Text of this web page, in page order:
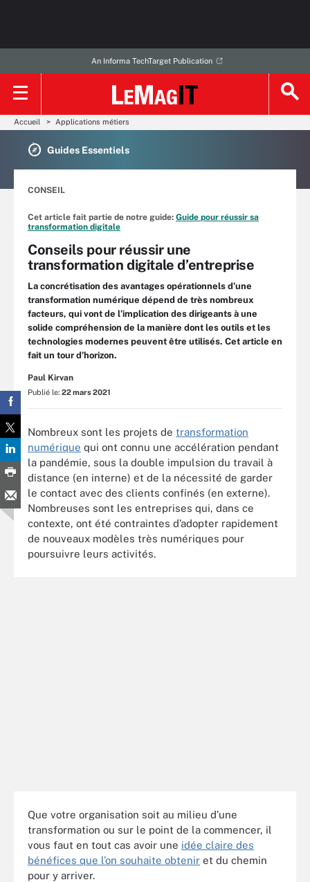
An Informa TechTarget Publication
Accueil Applications métiers
Guides Essentiels
CONSEIL
Cet article fait partie de notre guide: Guide pour réussir sa
transformation digitale
Conseils pour réussir une
transformation digitale d’entreprise
La concrétisation des avantages opérationnels d’une
transformation numérique dépend de très nombreux
facteurs, qui vont de l’implication des dirigeants à une
solide compréhension de la manière dont les outils et les
technologies modernes peuvent être utilisés. Cet article en
fait un tour d’horizon.
Paul Kirvan
Publié le: 22 mars 2021
Nombreux sont les projets de transformation
numérique qui ont connu une accélération pendant
la pandémie, sous la double impulsion du travail à
distance (en interne) et de la nécessité de garder
le contact avec des clients confinés (en externe).
Nombreuses sont les entreprises qui, dans ce
contexte, ont été contraintes d’adopter rapidement
de nouveaux modèles très numériques pour
poursuivre leurs activités.
Que votre organisation soit au milieu d’une
transformation ou sur le point de la commencer, il
vous faut en tout cas avoir une idée claire des
bénéfices que l’on souhaite obtenir et du chemin
pour y arriver.